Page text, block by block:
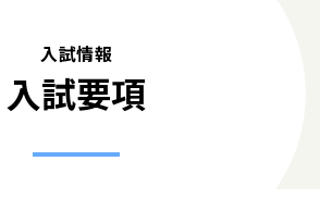
入試情報
入試要項